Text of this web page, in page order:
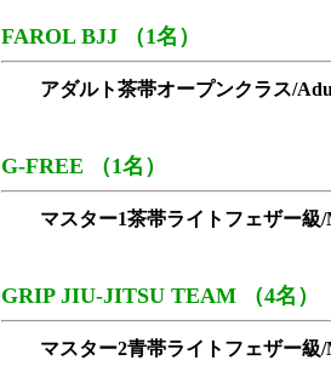
FAROL BJJ （1名）
アダルト茶帯オープンクラス/
G-FREE （1名）
マスター1茶帯ライトフェザー級/
GRIP JIU-JITSU TEAM （4名）
マスター2青帯ライトフェザー級/